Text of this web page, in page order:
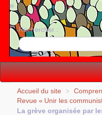
»
Rechercher :
Vie politique
Lutter, Unir...
Accueil du site >
Revue « Unir les
La grève organisée par